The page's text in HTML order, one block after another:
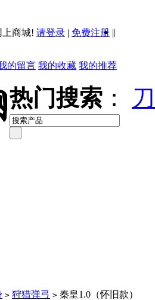
上商城! 请登录 | 免费注册 ||
的留言 我的收藏 我的推荐
热门搜索 ：
> 狩猎弹弓 > 秦皇1.0（怀旧款）